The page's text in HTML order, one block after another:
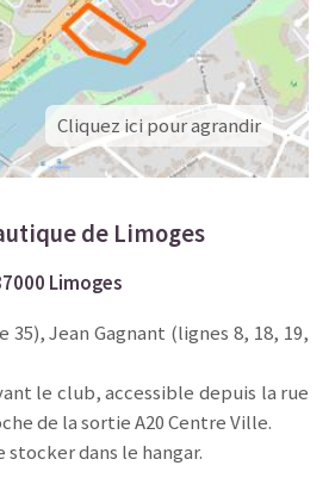
Cliquez ici pour agrandir
de Limoges
Limoges
35), Jean Gagnant (lignes 8, 18, 19,
le club, accessible depuis la rue
de la sortie A20 Centre Ville.
stocker dans le hangar.